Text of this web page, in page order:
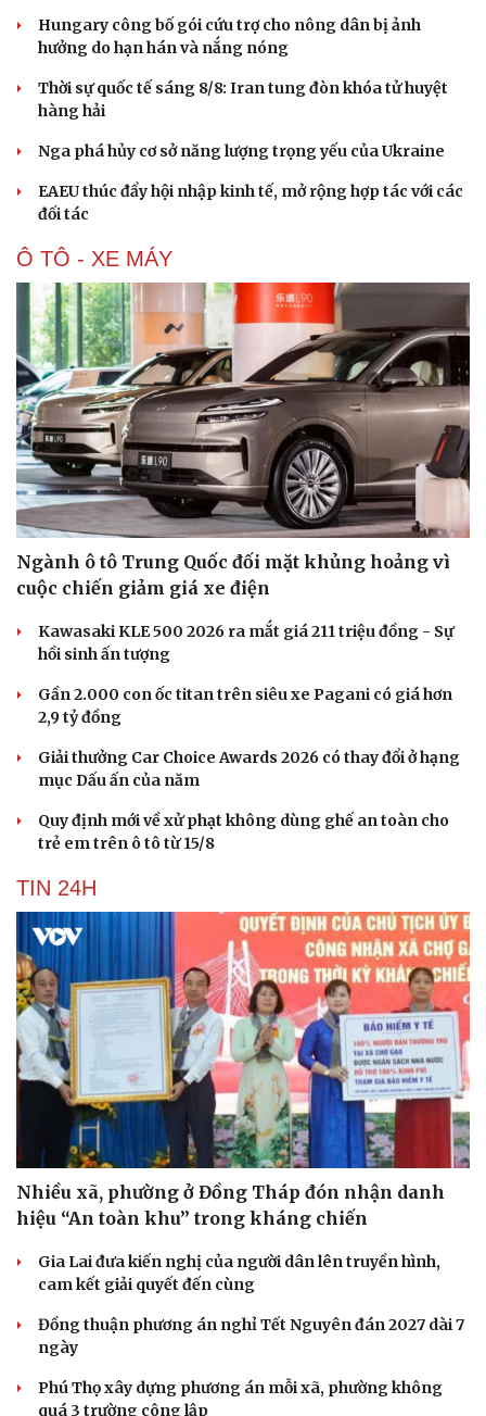
Hungary công bố gói cứu trợ cho nông dân bị ảnh
hưởng do hạn hán và nắng nóng
Thời sự quốc tế sáng 8/8: Iran tung đòn khóa tử huyệt
hàng hải
Nga phá hủy cơ sở năng lượng trọng yếu của Ukraine
EAEU thúc đẩy hội nhập kinh tế, mở rộng hợp tác với các
đối tác
Ô TÔ - XE MÁY
Ngành ô tô Trung Quốc đối mặt khủng hoảng vì
cuộc chiến giảm giá xe điện
Kawasaki KLE 500 2026 ra mắt giá 211 triệu đồng - Sự
hồi sinh ấn tượng
Gần 2.000 con ốc titan trên siêu xe Pagani có giá hơn
2,9 tỷ đồng
Giải thưởng Car Choice Awards 2026 có thay đổi ở hạng
mục Dấu ấn của năm
Quy định mới về xử phạt không dùng ghế an toàn cho
trẻ em trên ô tô từ 15/8
TIN 24H
Nhiều xã, phường ở Đồng Tháp đón nhận danh
hiệu “An toàn khu” trong kháng chiến
Gia Lai đưa kiến nghị của người dân lên truyền hình,
cam kết giải quyết đến cùng
Đồng thuận phương án nghỉ Tết Nguyên đán 2027 dài 7
ngày
Phú Thọ xây dựng phương án mỗi xã, phường không
quá 3 trường công lập